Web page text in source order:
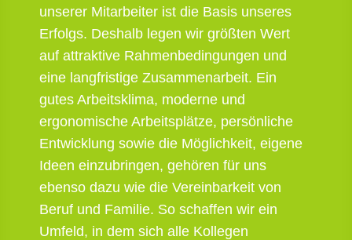
unserer Mitarbeiter ist die Basis unseres
Erfolgs. Deshalb legen wir größten Wert
auf attraktive Rahmenbedingungen und
eine langfristige Zusammenarbeit. Ein
gutes Arbeitsklima, moderne und
ergonomische Arbeitsplätze, persönliche
Entwicklung sowie die Möglichkeit, eigene
Ideen einzubringen, gehören für uns
ebenso dazu wie die Vereinbarkeit von
Beruf und Familie. So schaffen wir ein
Umfeld, in dem sich alle Kollegen